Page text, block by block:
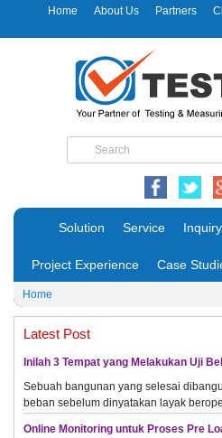
Home About Us Partners
Solution Service Inquiry
Project Experience Case
Home
Latest Post
Inilah 3 Tempat yang Melakukan Uji
Sebuah bangunan yang selesai
beban sebelum dinyatakan layak
Online Monitoring untuk Proses Pre